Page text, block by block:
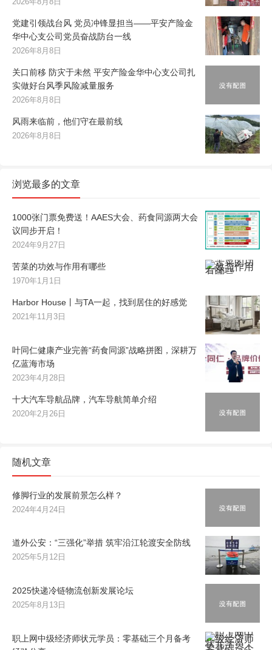
党建引领战台风 党员冲锋显担当——平安产险金
华中心支公司党员奋战防台一线
2026年8月8日
关口前移 防灾于未然 平安产险金华中心支公司扎
实做好台风季风险减量服务
2026年8月8日
风雨来临前，他们守在最前线
2026年8月8日
浏览最多的文章
1000张门票免费送！AAES大会、药食同源两大会
议同步开启！
2024年9月27日
苦菜的功效与作用有哪些
1970年1月1日
Harbor House丨与TA一起，找到居住的好感觉
2021年11月3日
叶同仁健康产业完善“药食同源”战略拼图，深耕万
亿蓝海市场
2023年4月28日
十大汽车导航品牌，汽车导航简单介绍
2020年2月26日
随机文章
修脚行业的发展前景怎么样？
2024年4月24日
道外公安：“三强化”举措 筑牢沿江轮渡安全防线
2025年5月12日
2025快递冷链物流创新发展论坛
2025年8月13日
职上网中级经济师状元学员：零基础三个月备考